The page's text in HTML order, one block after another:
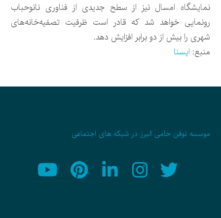
نمایشگاه امسال نیز از سطح جدیدی از فناوری نانوحباب
رونمایی خواهد شد که قادر است ظرفیت تصفیه‌خانه‌های
شهری را بیش از دو برابر افزایش دهد.
منبع: ایسنا
موسسه نوفن حامی البرز در شبکه های اجتماعی